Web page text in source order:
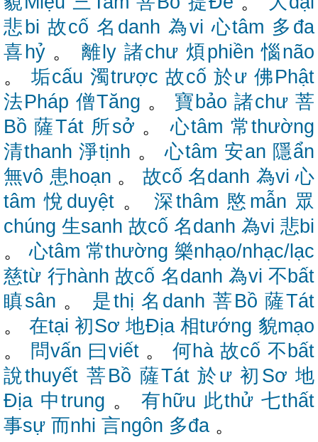
悲bi 故cố 名danh 為vi 心tâm 多đa
喜hỷ。 離ly 諸chư 煩phiền 惱não
。 垢cấu 濁trược 故cố 於ư 佛Phật
法Pháp 僧Tăng 。 寶bảo 諸chư 菩
Bồ 薩Tát 所sở 。心tâm 常thường
清thanh 淨tịnh 。心tâm 安an 隱ẩn
無vô 患hoạn 。 故cố 名danh 為vi 心
tâm 悅duyệt。 深thâm 愍mẫn 眾
chúng 生sanh 故cố 名danh 為vi 悲bi
。心tâm 常thường 樂nhạo/nhạc/lạc
慈từ 行hành 故cố 名danh 為vi 不bất
瞋sân 。 是thị 名danh 菩Bồ 薩Tát
。 在tại 初Sơ 地Địa 相tướng 貌mạo
。
問vấn 曰viết。 何hà 故cố 不bất
說thuyết 菩Bồ 薩Tát 於ư 初Sơ 地
Địa 中trung 。 有hữu 此thử 七thất
事sự 而nhi 言ngôn 多đa 。